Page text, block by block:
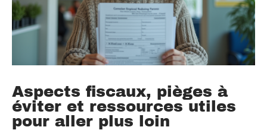
Aspects fiscaux, pièges à
éviter et ressources utiles
pour aller plus loin